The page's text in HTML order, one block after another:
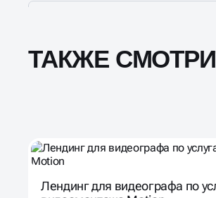
ТАКЖЕ
Лендинг для видеографа по